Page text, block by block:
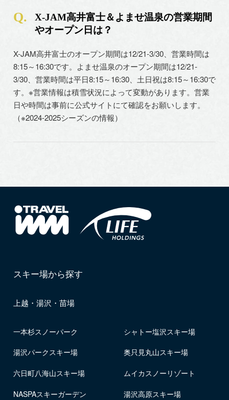
X-JAM高井富士＆よませ温泉の営業期間
やオープン日は？
X-JAM高井富士のオープン期間は12/21-3/30、営業時間は
8:15～16:30です。よませ温泉のオープン期間は12/21-
3/30、営業時間は平日8:15～16:30、土日祝は8:15～16:30で
す。※営業情報は積雪状況によって変動があります。営業
日や時間は事前に公式サイトにて確認をお願いします。
（※2024-2025シーズンの情報）
スキー場から探す
上越・湯沢・苗場
一本杉スノーパーク シャトー塩沢スキー場
湯沢パークスキー場 奥只見丸山スキー場
六日町八海山スキー場 ムイカスノーリゾート
NASPAスキーガーデン 湯沢高原スキー場